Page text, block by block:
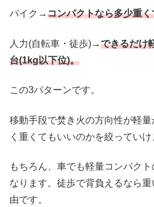
バイク→コンパクトなら多少重
人力(自転車・徒歩)→できるだけ
台(1kg以下位)。
この3パターンです。
移動手段で焚き火の方向性が軽
く重くてもいいのかを絞っていけ
もちろん、車でも軽量コンパク
なります。徒歩で背負えるなら
由です。